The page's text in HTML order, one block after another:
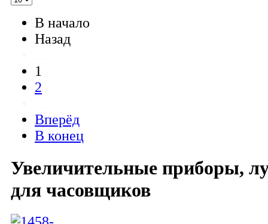
В начало
Назад
1
2
Вперёд
В конец
Увеличительные приборы,
для часовщиков